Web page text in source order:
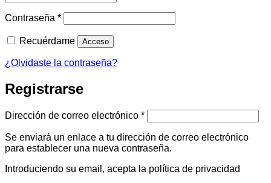
Contraseña *Obligatorio
Recuérdame Acceso
¿Olvidaste la contraseña?
Registrarse
Dirección de correo electrónico *Obligatorio
Se enviará un enlace a tu dirección de correo electrónico
para establecer una nueva contraseña.
Introduciendo su email, acepta la política de privacidad